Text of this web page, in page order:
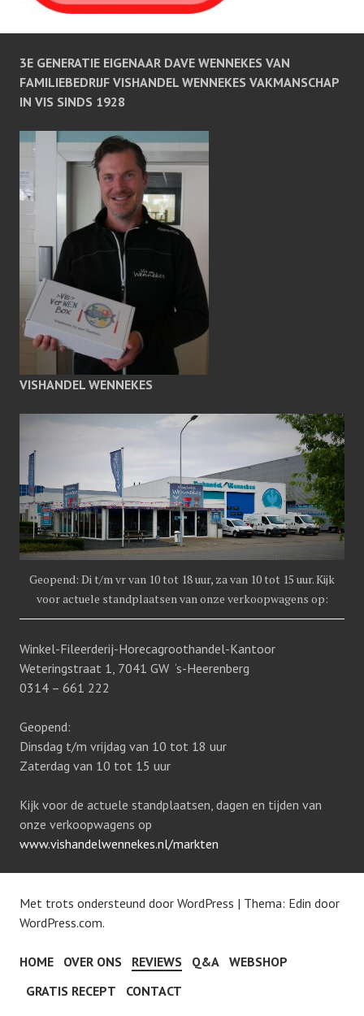
3E GENERATIE EIGENAAR DAVE WENNEKES VAN
FAMILIEBEDRIJF VISHANDEL WENNEKES VAKMANSCHAP
IN VIS SINDS 1928
VISHANDEL WENNEKES
Geopend: Di t/m vr van 10 tot 18 uur, za van 10 tot 15 uur. Kijk
voor actuele standplaatsen van onze verkoopwagens op:
Winkel-Fileerderij-Horecagroothandel-Kantoor
Weteringstraat 1, 7041 GW ‘s-Heerenberg
0314 – 661 222
Geopend:
Dinsdag t/m vrijdag van 10 tot 18 uur
Zaterdag van 10 tot 15 uur
Kijk voor de actuele standplaatsen, dagen en tijden van
onze verkoopwagens op
www.vishandelwennekes.nl/markten
Met trots ondersteund door WordPress | Thema: Edin door
WordPress.com.
HOME OVER ONS REVIEWS Q&A WEBSHOP
GRATIS RECEPT
CONTACT